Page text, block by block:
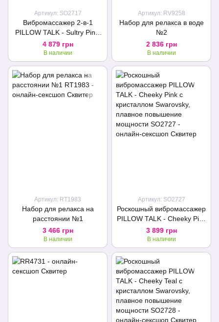
Артикул: SO2717
Вибромассажер 2-в-1
PILLOW TALK - Sultry Pink,
классический массажер и
вибратор с ротацией,
подогрев
4 879 грн
В наличии
Артикул: RV9258
Набор для релакса в воде
№2
2 836 грн
В наличии
Артикул: RT1983
Набор для релакса на
расстоянии №1
3 466 грн
В наличии
Артикул: SO2727
Роскошный вибромассажер
PILLOW TALK - Cheeky Pink
с кристаллом Swarovsky,
плавное повышение
мощности
3 899 грн
В наличии